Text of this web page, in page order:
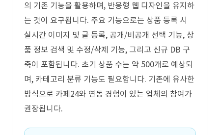
의 기존 기능을 활용하며, 반응형 웹 디자인을 유지하
는 것이 요구됩니다. 주요 기능으로는 상품 등록 시
실시간 이미지 및 글 등록, 공개/비공개 선택 기능, 상
품 정보 검색 및 수정/삭제 기능, 그리고 신규 DB 구
축이 포함됩니다. 초기 상품 수는 약 500개로 예상되
며, 카테고리 분류 기능도 필요합니다. 기존에 유사한
방식으로 카페24와 연동 경험이 있는 업체의 참여가
권장됩니다.